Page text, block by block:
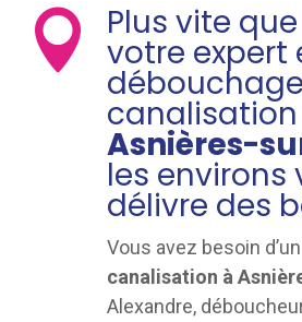
 Plus vite que
votre expert
débouchage
Asnières-
les environs
délivre des
Vous avez besoin d’un
canalisation à
Alexandre,